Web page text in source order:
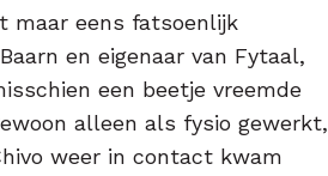
maar eens fatsoenlijk
en eigenaar van Fytaal,
een beetje vreemde
alleen als fysio gewerkt,
weer in contact kwam